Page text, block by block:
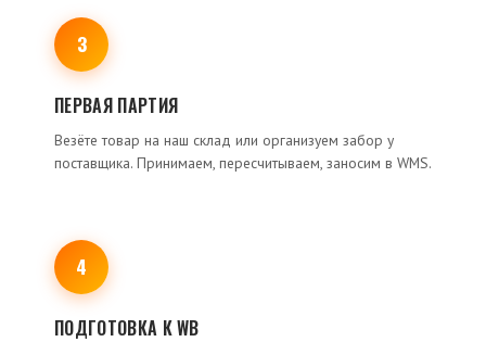
3
ПЕРВАЯ ПАРТИЯ
Везёте товар на наш склад или организуем забор у
поставщика. Принимаем, пересчитываем, заносим в WMS.
4
ПОДГОТОВКА К WB